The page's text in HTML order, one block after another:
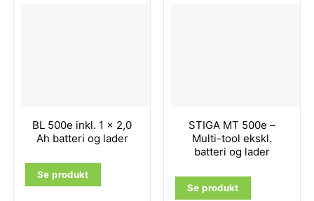
BL 500e inkl. 1 x 2,0
Ah batteri og lader
Se produkt
STIGA MT 500e –
Multi-tool ekskl.
batteri og lader
Se produkt